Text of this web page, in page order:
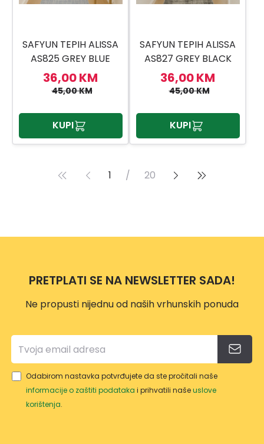
SAFYUN TEPIH ALISSA
AS825 GREY BLUE
80X150
36,00 KM
45,00 KM
KUPI
SAFYUN TEPIH ALISSA
AS827 GREY BLACK
80X150
36,00 KM
45,00 KM
KUPI
1 / 20
PRETPLATI SE NA NEWSLETTER SADA!
Ne propusti nijednu od naših vrhunskih ponuda
Odabirom nastavka potvrđujete da ste pročitali naše
informacije o zaštiti podataka i prihvatili našeuslove
korištenja.